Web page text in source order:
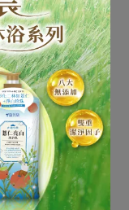
呵護細嫩肌，清潔保
礦物質及多種微量元
疲累，享受一場浪